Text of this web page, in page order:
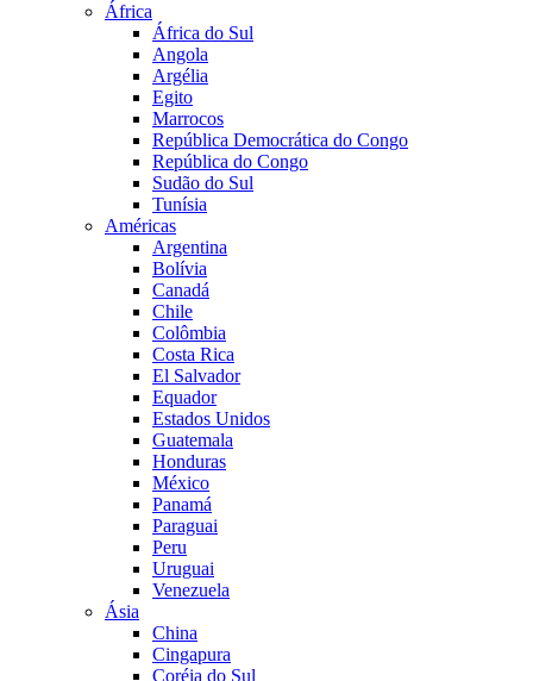
África
África do Sul
Angola
Argélia
Egito
Marrocos
República Democrática do Congo
República do Congo
Sudão do Sul
Tunísia
Américas
Argentina
Bolívia
Canadá
Chile
Colômbia
Costa Rica
El Salvador
Equador
Estados Unidos
Guatemala
Honduras
México
Panamá
Paraguai
Peru
Uruguai
Venezuela
Ásia
China
Cingapura
Coréia do Sul